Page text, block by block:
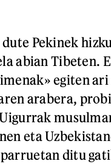
Pekinek
abian Tibeten.
egiten ari
arabera,
eta
ditu